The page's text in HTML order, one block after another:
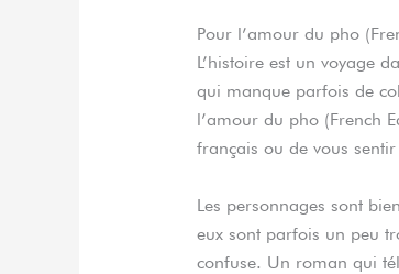
Pour l’amour du pho
L’histoire est un voyage
qui manque parfois de
l’amour du pho (French
français ou de vous
Les personnages sont
eux sont parfois un peu
confuse. Un roman qui